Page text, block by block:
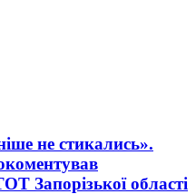
не стикались».
Запорізької області